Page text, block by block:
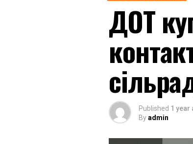
ДОТ
Published 1 year
Byadmin